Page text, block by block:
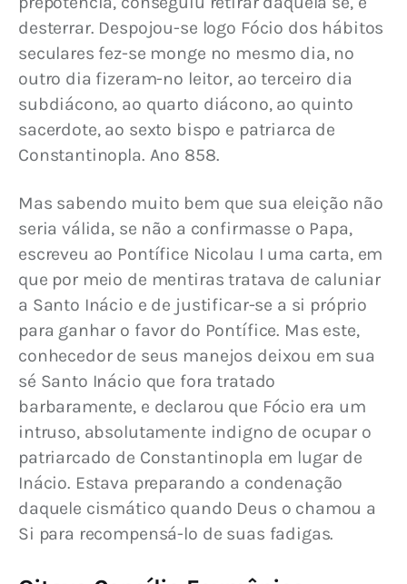
desterrar. Despojou­-se logo Fócio dos hábitos
seculares fez-se monge no mesmo dia, no
outro dia fizeram-no leitor, ao terceiro dia
subdiácono, ao quarto diácono, ao quinto
sacerdote, ao sexto bispo e patriarca de
Constantinopla. Ano 858.
Mas sabendo muito bem que sua eleição não
seria válida, se não a confirmasse o Papa,
escreveu ao Pontífice Nicolau I uma carta, em
que por meio de mentiras tratava de caluniar
a Santo Inácio e de justificar-se a si próprio
para ganhar o favor do Pontífice. Mas este,
conhecedor de seus manejos deixou em sua
sé Santo Inácio que fora tratado
barbaramente, e declarou que Fócio era um
intruso, absolutamente indigno de ocupar o
patriarcado de Constantinopla em lugar de
Inácio. Estava preparando a condenação
daquele cismático quando Deus o chamou a
Si para recompensá-lo de suas fadigas.